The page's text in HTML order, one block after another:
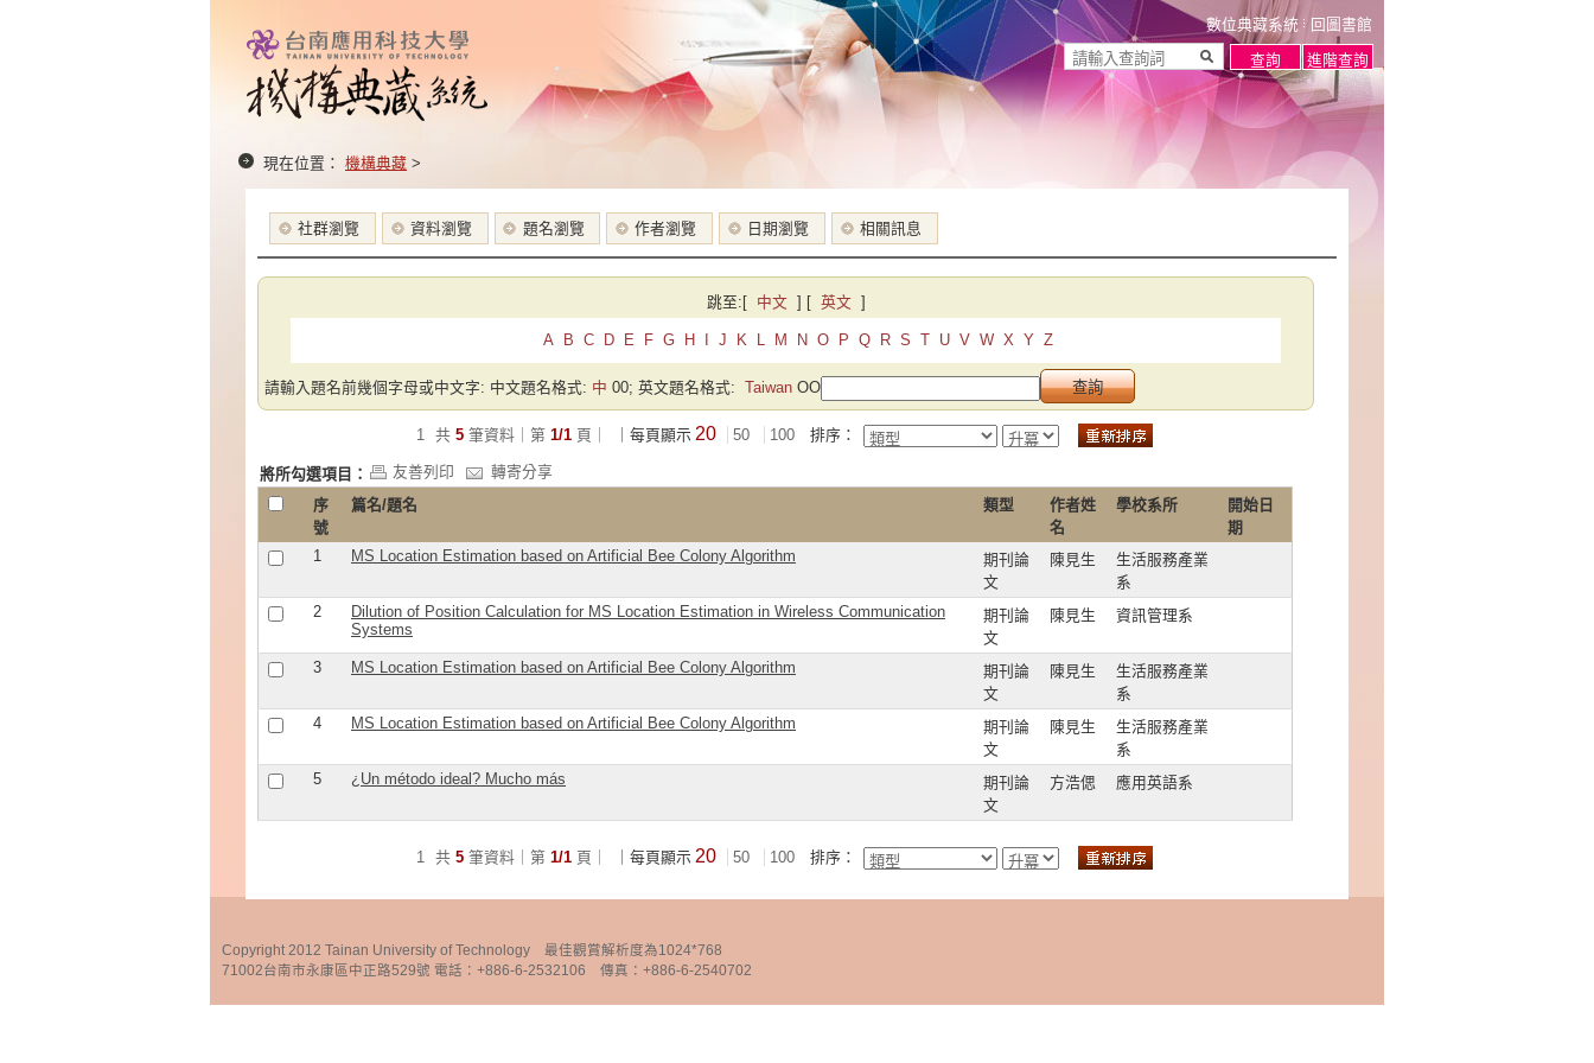
數位典藏系統 回圖書館
現在位置： 機構典藏 >
社群瀏覽 資料瀏覽 題名瀏覽 作者瀏覽 日期瀏覽 相關訊息
跳至: [ 中文 ] [ 英文 ]
A B C D E F G H J K L M N O P Q R S T U V W X Y Z
請輸入題名前幾個字母或中文字: 中文題名格式: 中 00; 英文題名格式: Taiwan OO
1 共 5 筆資料｜第 1/1 頁｜ ｜每頁顯示 20 50 100 排序：
將所勾選項目： 友善列印
轉寄分享
序
號
篇名/題名 類型
作者姓
名
學校系所
開始日
期
1
MS Location Estimation based on Artificial Bee Colony Algorithm
期刊論
文
陳見生
生活服務產業
系
2
Dilution of Position Calculation for MS Location Estimation in Wireless Communication
Systems
期刊論
文
陳見生 資訊管理系
3 MS Location Estimation based on Artificial Bee Colony Algorithm
期刊論
文
陳見生
生活服務產業
系
4
MS Location Estimation based on Artificial Bee Colony Algorithm
期刊論
文
陳見生
生活服務產業
系
5
¿Un método ideal? Mucho más
期刊論
文
方浩偲 應用英語系
1 共 5 筆資料｜第 1/1 頁｜ ｜每頁顯示 20 50 100 排序：
Copyright 2012 Tainan University of Technology 最佳觀賞解析度為1024*768
71002台南市永康區中正路529號 電話：+886-6-2532106 傳真：+886-6-2540702